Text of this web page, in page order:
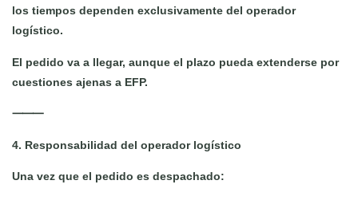
los tiempos dependen exclusivamente del operador
logístico.
El pedido va a llegar, aunque el plazo pueda extenderse por
cuestiones ajenas a EFP.
⸻
4. Responsabilidad del operador logístico
Una vez que el pedido es despachado: